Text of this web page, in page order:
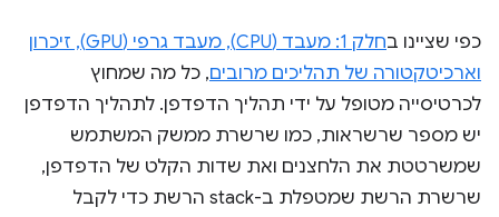
כפי שציינו ב
חלק 1: מעבד (CPU), מעבד גרפי (GPU), זיכרון
וארכיטקטורה של תהליכים מרובים, כל מה שמחוץ
לכרטיסייה מטופל על ידי תהליך הדפדפן. לתהליך הדפדפן
יש מספר שרשראות, כמו שרשרת ממשק המשתמש
שמשרטטת את הלחצנים ואת שדות הקלט של הדפדפן,
שרשרת הרשת שמטפלת ב-stack הרשת כדי לקבל